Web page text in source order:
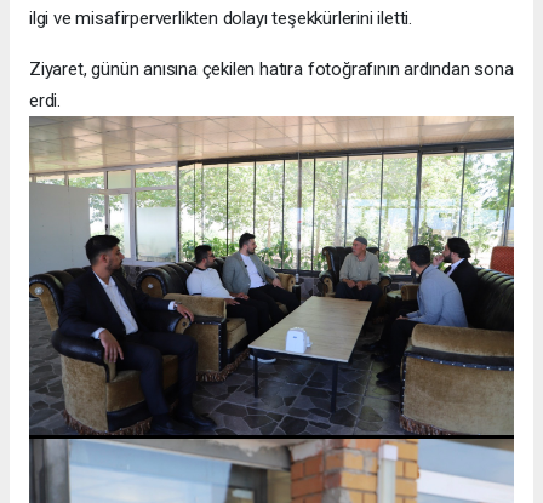
ilgi ve misafirperverlikten dolayı teşekkürlerini iletti.
Ziyaret, günün anısına çekilen hatıra fotoğrafının ardından sona
erdi.